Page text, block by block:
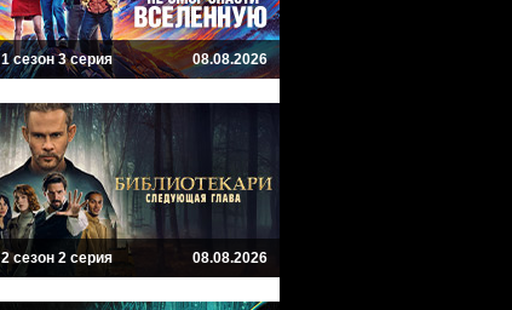
1 сезон 3 серия 08.08.2026
2 сезон 2 серия 08.08.2026